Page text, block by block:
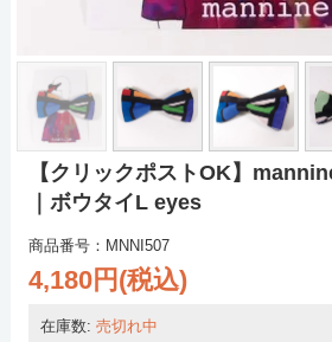
【クリックポストOK】
｜ボウタイL eyes
商品番号：MNNI507
4,180円(税込)
在庫数: 売切れ中